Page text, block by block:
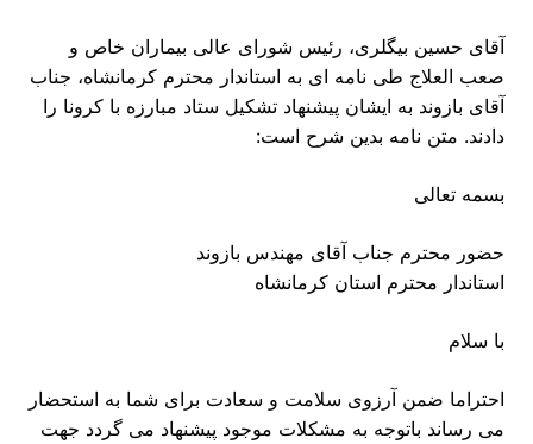
آقای حسین بیگلری، رئیس شورای عالی بیماران خاص و
صعب العلاج طی نامه ای به استاندار محترم کرمانشاه، جناب
آقای بازوند به ایشان پیشنهاد تشکیل ستاد مبارزه با کرونا را
دادند. متن نامه بدین شرح است:
بسمه تعالی
حضور محترم جناب آقای مهندس بازوند
استاندار محترم استان کرمانشاه
با سلام
احتراما ضمن آرزوی سلامت و سعادت برای شما به استحضار
می رساند باتوجه به مشکلات موجود پیشنهاد می گردد جهت